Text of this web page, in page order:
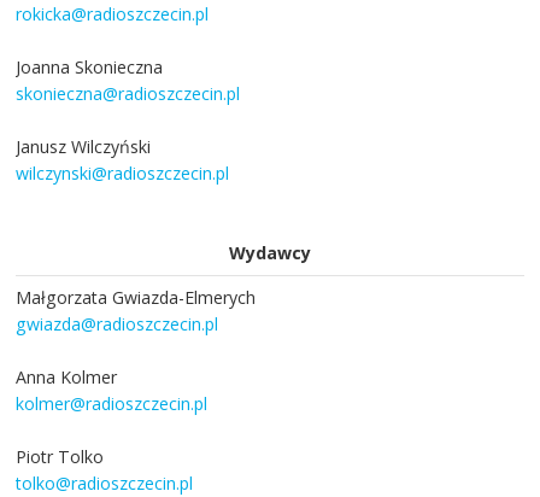
rokicka@radioszczecin.pl
Joanna Skonieczna
skonieczna@radioszczecin.pl
Janusz Wilczyński
wilczynski@radioszczecin.pl
Wydawcy
Małgorzata Gwiazda-Elmerych
gwiazda@radioszczecin.pl
Anna Kolmer
kolmer@radioszczecin.pl
Piotr Tolko
tolko@radioszczecin.pl